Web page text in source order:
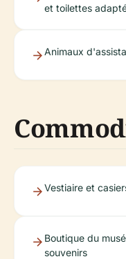
et toilettes
Animaux
Vestiaire et
Boutique du
souvenirs